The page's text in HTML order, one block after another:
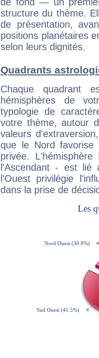
de fond — un
structure du thème.
de présentation,
positions planétaires
selon leurs dignités.
Quadrants
Chaque quadrant
hémisphères de
typologie de
votre thème, autour
valeurs
que le Nord favorise
privée.
l'Ascendant - est
l'Ouest privilégie
dans la prise de